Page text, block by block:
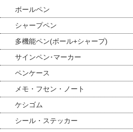
ボールペン
シャープペン
多機能ペン(ボール+シャープ)
サインペン･マーカー
ペンケース
メモ・フセン・ノート
ケシゴム
シール・ステッカー